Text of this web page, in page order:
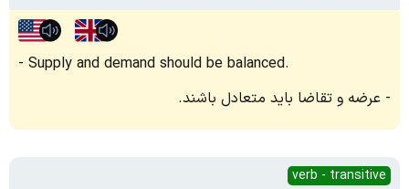
Supply and demand should be balanced.
عرضه و تقاضا باید متعادل باشند.
verb - transitive